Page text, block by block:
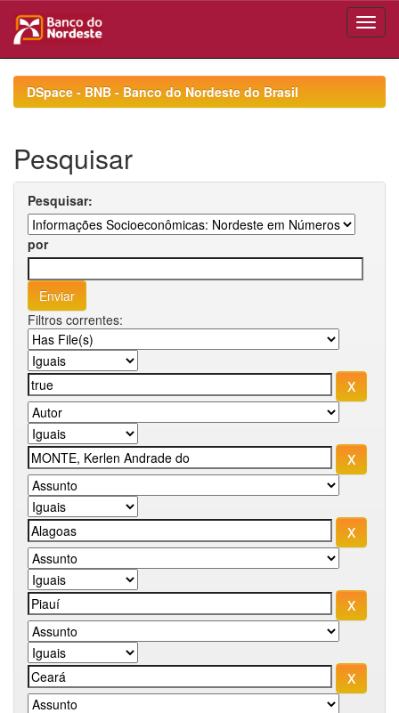
navigationDSpace - BNB - Banco do Nordeste do Brasil
Pesquisar
Pesquisar:
por
Filtros correntes: